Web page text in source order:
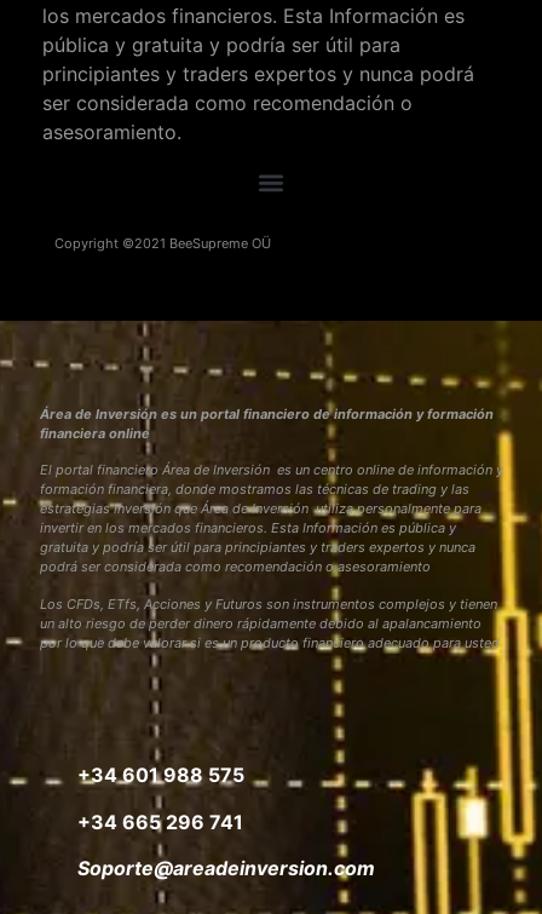
los mercados financieros. Esta Información es
pública y gratuita y podría ser útil para
principiantes y traders expertos y nunca podrá
ser considerada como recomendación o
asesoramiento.
Copyright ©2021 BeeSupreme OÜ
Área de Inversión es un portal financiero de información y formación
financiera online
El portal financiero Área de Inversión es un centro online de información y
formación financiera, donde mostramos las técnicas de trading y las
estrategias inversión que Área de Inversión utiliza personalmente para
invertir en los mercados financieros. Esta Información es pública y
gratuita y podría ser útil para principiantes y traders expertos y nunca
podrá ser considerada como recomendación o asesoramiento
Los CFDs, ETfs, Acciones y Futuros son instrumentos complejos y tienen
un alto riesgo de perder dinero rápidamente debido al apalancamiento
por lo que debe valorar si es un producto financiero adecuado para usted
+34 601 988 575
+34 665 296 741
Soporte@areadeinversion.com